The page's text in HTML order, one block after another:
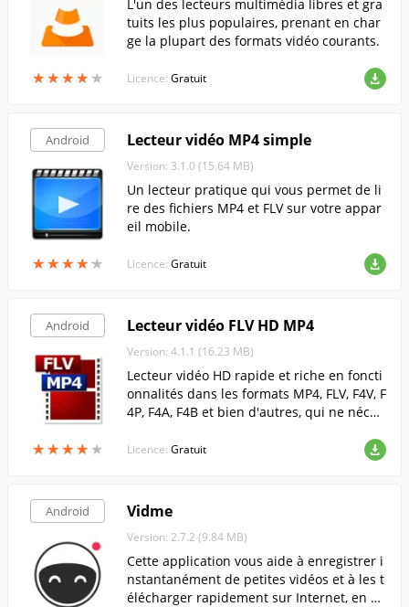
★★★★★
★★★★★
L'un des lecteurs multimédia libres et gra
tuits les plus populaires, prenant en char
ge la plupart des formats vidéo courants.
Licence: Gratuit
Android
★★★★★
★★★★★
Lecteur vidéo MP4 simple
Version: 3.1.0 (15.64 MB)
Un lecteur pratique qui vous permet de li
re des fichiers MP4 et FLV sur votre appar
eil mobile.
Licence: Gratuit
Android
★★★★ ★
★★★★ ★
Lecteur vidéo FLV HD MP4
Version: 4.1.1 (16.23 MB)
Lecteur vidéo HD rapide et riche en foncti
onnalités dans les formats MP4, FLV, F4V, F
4P, F4A, F4B et bien d'autres, qui ne néces
Licence: Gratuit
Android Vidme
Version: 2.7.2 (9.84 MB)
Cette application vous aide à enregistrer i
nstantanément de petites vidéos et à les t
élécharger rapidement sur Internet, en vo